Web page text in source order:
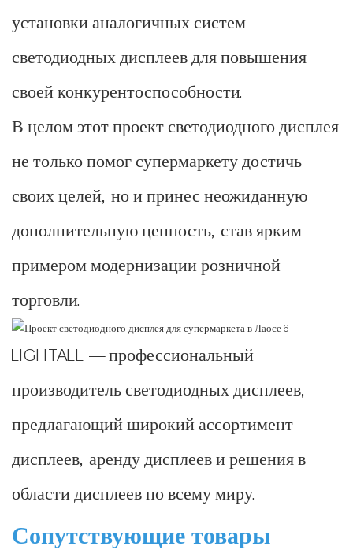
установки аналогичных систем
светодиодных дисплеев для повышения
своей конкурентоспособности.
В целом этот проект светодиодного дисплея
не только помог супермаркету достичь
своих целей, но и принес неожиданную
дополнительную ценность, став ярким
примером модернизации розничной
торговли.
LIGHTALL — профессиональный
производитель светодиодных дисплеев,
предлагающий широкий ассортимент
дисплеев, аренду дисплеев и решения в
области дисплеев по всему миру.
Сопутствующие товары